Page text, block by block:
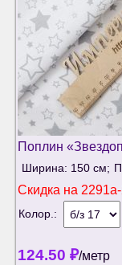
Поплин
Ширина: 150 см;
Скидка на
Колор.:
124.50 ₽/метр